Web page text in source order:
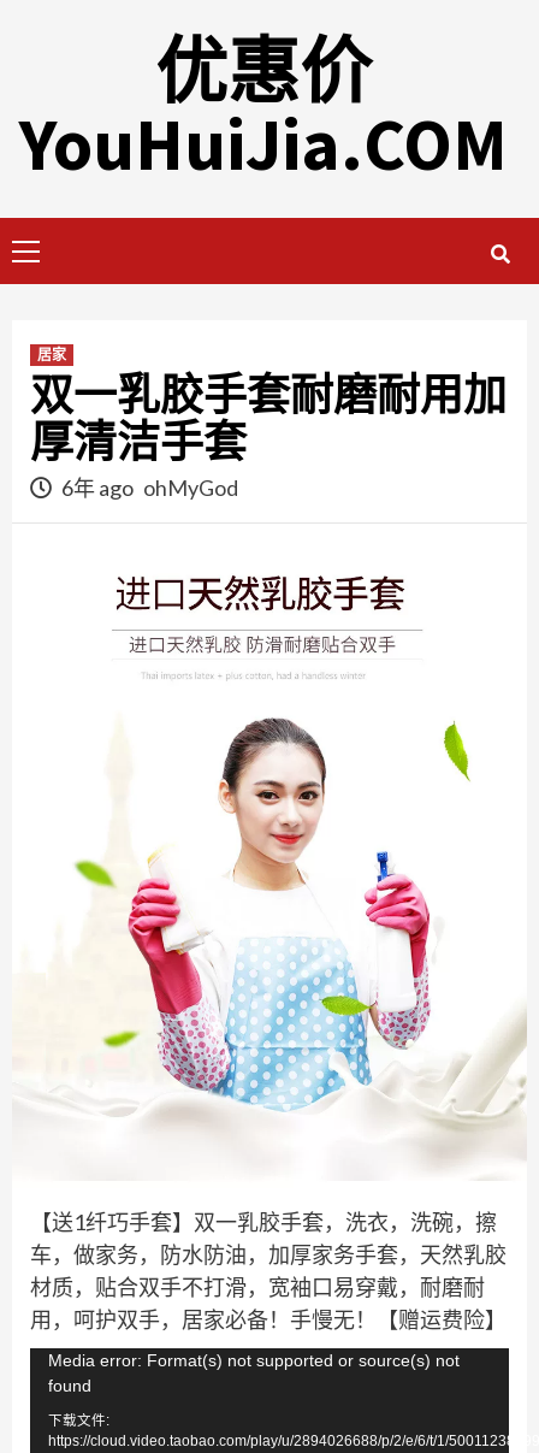
优惠价
YouHuiJia.COM
Menu
居家
双一乳胶手套耐磨耐用加
厚清洁手套
6年 ago ohMyGod
【送1纤巧手套】双一乳胶手套，洗衣，洗碗，擦
车，做家务，防水防油，加厚家务手套，天然乳胶
材质，贴合双手不打滑，宽袖口易穿戴，耐磨耐
用，呵护双手，居家必备！手慢无！【赠运费险】
视
频
Media error: Format(s) not supported or source(s) not
found
下载文件:
https://cloud.video.taobao.com/play/u/2894026688/p/2/e/6/t/1/